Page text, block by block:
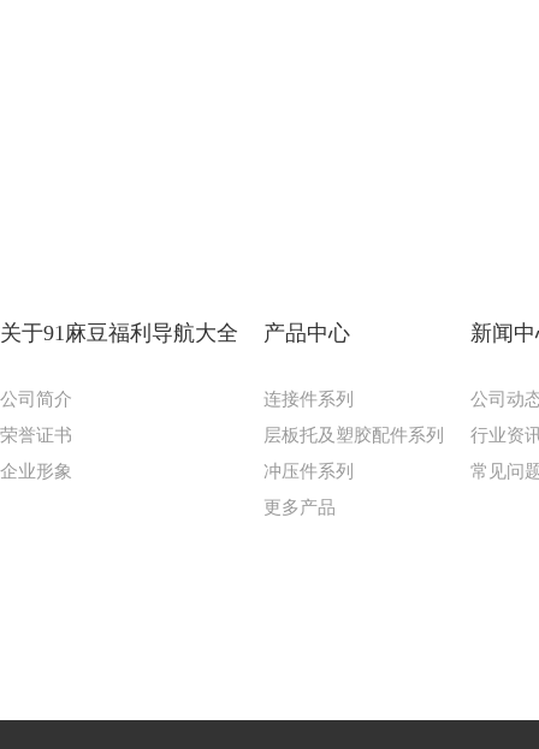
关于91麻豆福利导航大全
公司简介
荣誉证书
企业形象
产品中心
连接件系列
层板托及塑胶配件系列
冲压件系列
更多产品
新闻
公司动
行业资
常见问